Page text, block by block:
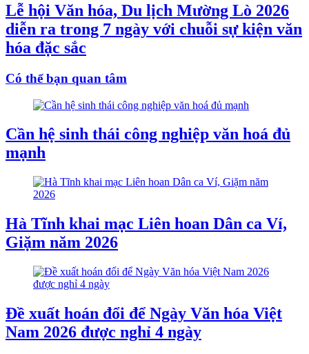
Lễ hội Văn hóa, Du lịch Mường Lò 2026
diễn ra trong 7 ngày với chuỗi sự kiện văn
hóa đặc sắc
Có thể bạn quan tâm
Cần hệ sinh thái công nghiệp văn hoá đủ
mạnh
Hà Tĩnh khai mạc Liên hoan Dân ca Ví,
Giặm năm 2026
Đề xuất hoán đổi để Ngày Văn hóa Việt
Nam 2026 được nghỉ 4 ngày